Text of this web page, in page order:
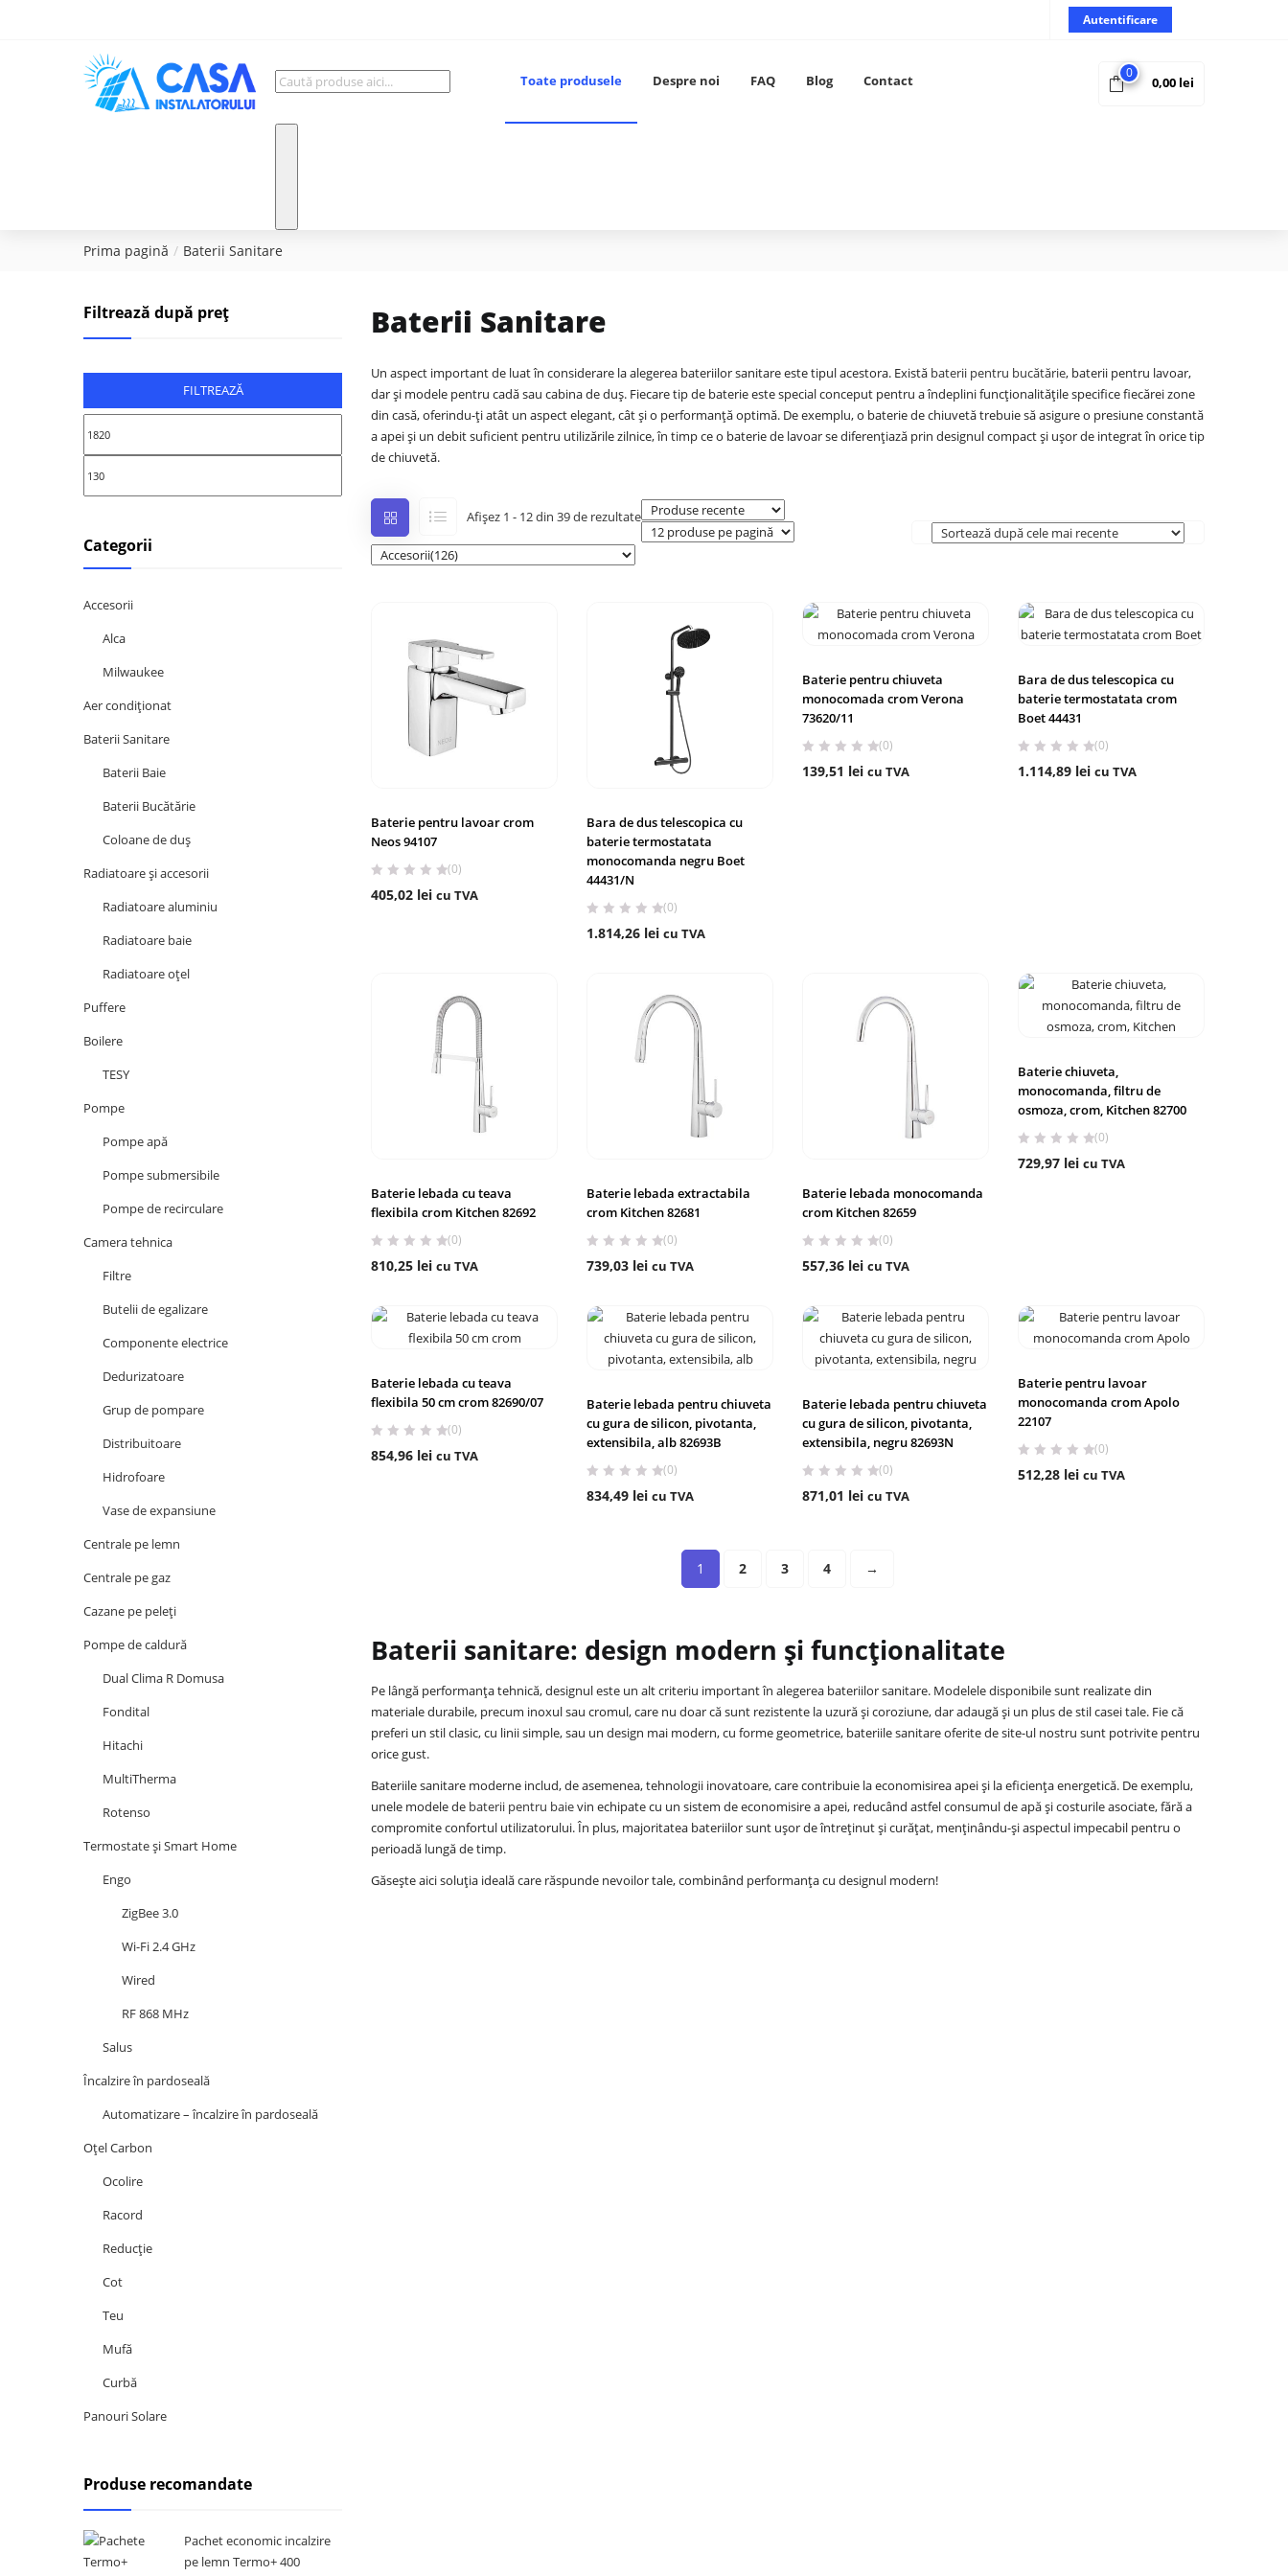
Autentificare
0
0,00 lei
Toate produsele Despre noi FAQ Blog Contact
Prima pagină Baterii Sanitare
Baterii Sanitare
Un aspect important de luat în considerare la alegerea bateriilor sanitare este tipul acestora. Există baterii pentru bucătărie, baterii pentru lavoar,
dar și modele pentru cadă sau cabina de duș. Fiecare tip de baterie este special conceput pentru a îndeplini funcționalitățile specifice fiecărei zone
din casă, oferindu-ți atât un aspect elegant, cât și o performanță optimă. De exemplu, o baterie de chiuvetă trebuie să asigure o presiune constantă
a apei și un debit suficient pentru utilizările zilnice, în timp ce o baterie de lavoar se diferențiază prin designul compact și ușor de integrat în orice tip
de chiuvetă.
Afișez 1 - 12 din 39 de rezultate
Baterie pentru lavoar crom
Neos 94107
(0)
405,02 lei cu TVA
Bara de dus telescopica cu
baterie termostatata
monocomanda negru Boet
44431/N
(0)
1.814,26 lei cu TVA
Baterie pentru chiuveta
monocomada crom Verona
73620/11
(0)
139,51 lei cu TVA
Bara de dus telescopica cu
baterie termostatata crom
Boet 44431
(0)
1.114,89 lei cu TVA
Baterie lebada cu teava
flexibila crom Kitchen 82692
(0)
810,25 lei cu TVA
Baterie lebada extractabila
crom Kitchen 82681
(0)
739,03 lei cu TVA
Baterie lebada monocomanda
crom Kitchen 82659
(0)
557,36 lei cu TVA
Baterie chiuveta,
monocomanda, filtru de
osmoza, crom, Kitchen 82700
(0)
729,97 lei cu TVA
Baterie lebada cu teava
flexibila 50 cm crom 82690/07
(0)
854,96 lei cu TVA
Baterie lebada pentru chiuveta
cu gura de silicon, pivotanta,
extensibila, alb 82693B
(0)
834,49 lei cu TVA
Baterie lebada pentru chiuveta
cu gura de silicon, pivotanta,
extensibila, negru 82693N
(0)
871,01 lei cu TVA
Baterie pentru lavoar
monocomanda crom Apolo
22107
(0)
512,28 lei cu TVA
1 2 3 4 →
Baterii sanitare: design modern și funcționalitate
Pe lângă performanța tehnică, designul este un alt criteriu important în alegerea bateriilor sanitare. Modelele disponibile sunt realizate din
materiale durabile, precum inoxul sau cromul, care nu doar că sunt rezistente la uzură și coroziune, dar adaugă și un plus de stil casei tale. Fie că
preferi un stil clasic, cu linii simple, sau un design mai modern, cu forme geometrice, bateriile sanitare oferite de site-ul nostru sunt potrivite pentru
orice gust.
Bateriile sanitare moderne includ, de asemenea, tehnologii inovatoare, care contribuie la economisirea apei și la eficiența energetică. De exemplu,
unele modele de baterii pentru baievin echipate cu un sistem de economisire a apei, reducând astfel consumul de apă și costurile asociate, fără a
compromite confortul utilizatorului. În plus, majoritatea bateriilor sunt ușor de întreținut și curățat, menținându-și aspectul impecabil pentru o
perioadă lungă de timp.
Găsește aici soluția ideală care răspunde nevoilor tale, combinând performanța cu designul modern!
Filtrează după preț
FILTREAZĂ
Categorii
Accesorii
Alca
Milwaukee
Aer condiționat
Baterii Sanitare
Baterii Baie
Baterii Bucătărie
Coloane de duș
Radiatoare și accesorii
Radiatoare aluminiu
Radiatoare baie
Radiatoare oțel
Puffere
Boilere
TESY
Pompe
Pompe apă
Pompe submersibile
Pompe de recirculare
Camera tehnica
Filtre
Butelii de egalizare
Componente electrice
Dedurizatoare
Grup de pompare
Distribuitoare
Hidrofoare
Vase de expansiune
Centrale pe lemn
Centrale pe gaz
Cazane pe peleți
Pompe de caldură
Dual Clima R Domusa
Fondital
Hitachi
MultiTherma
Rotenso
Termostate și Smart Home
Engo
ZigBee 3.0
Wi-Fi 2.4 GHz
Wired
RF 868 MHz
Salus
Încalzire în pardoseală
Automatizare – încalzire în pardoseală
Oțel Carbon
Ocolire
Racord
Reducție
Cot
Teu
Mufă
Curbă
Panouri Solare
Produse recomandate
Pachet economic incalzire
pe lemn Termo+ 400